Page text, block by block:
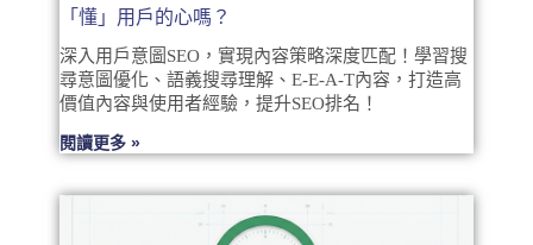
「懂」用戶的心嗎？
深入用戶意圖SEO，實現內容策略深度匹配！學習搜
尋意圖優化、語義搜尋理解、E-E-A-T內容，打造高
價值內容與使用者經驗，提升SEO排名！
閱讀更多 »